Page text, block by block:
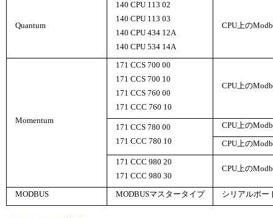
Quantum
140 CPU 113 02
140 CPU 113 03
140 CPU 434 12A
140 CPU 534 14A
CPU上の
Momentum
171 CCS 700 00
171 CCS 700 10
171 CCS 760 00
171 CCC 760 10
CPU上の
171 CCS 780 00
171 CCC 780 10
CPU上の
CPU上の
171 CCC 980 20
171 CCC 980 30
CPU上の
MODBUS MODBUSマスタータイプ シリアルポー